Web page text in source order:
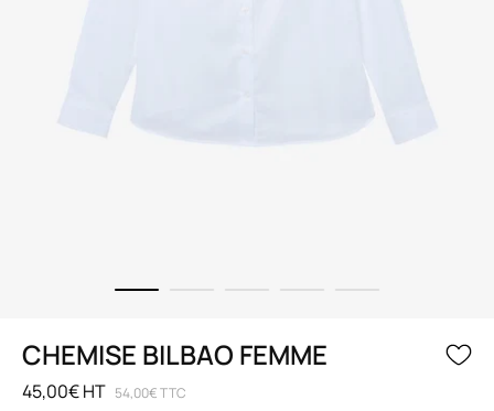
CHEMISE BILBAO FEMME
45,00€ HT 54,00€ TTC